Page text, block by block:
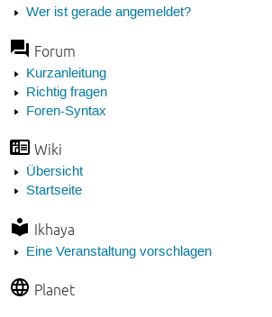
Wer ist gerade angemeldet?
Forum
Kurzanleitung
Richtig fragen
Foren-Syntax
Wiki
Übersicht
Startseite
Ikhaya
Eine Veranstaltung vorschlagen
Planet